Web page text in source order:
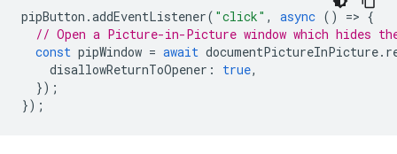
pipButton .addEventListener( "click" , async () => {
// Open a Picture-in-Picture window which hides
const pipWindow = await documentPictureInPicture.
disallowReturnToOpener : true,
});
});